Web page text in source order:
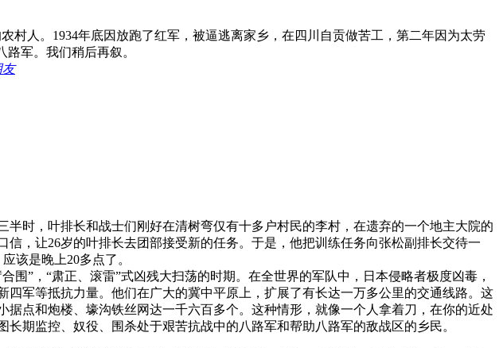
村人。1934年底因放跑了红军，被逼逃离家乡，在四川自贡做苦工，第二年因为太劳
军。我们稍后再叙。
友
时，叶排长和战士们刚好在清树弯仅有十多户村民的李村，在遗弃的一个地主大院的
，让26岁的叶排长去团部接受新的任务。于是，他把训练任务向张松副排长交待一
该是晚上20多点了。
”，“肃正、滚雷”式凶残大扫荡的时期。在全世界的军队中，日本侵略者极度凶毒，
军等抵抗力量。他们在广大的冀中平原上，扩展了有长达一万多公里的交通线路。这
点和炮楼、壕沟铁丝网达一千六百多个。这种情形，就像一个人拿着刀，在你的近处
期监控、奴役、围杀处于艰苦抗战中的八路军和帮助八路军的敌战区的乡民。